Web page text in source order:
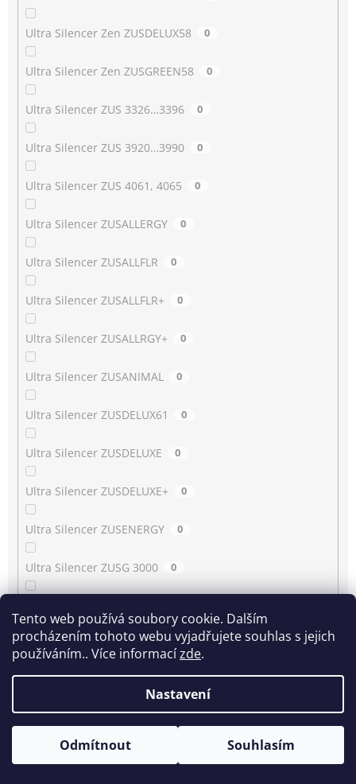
Tento web používá soubory cookie. Dalším
procházením tohoto webu vyjadřujete souhlas s jejich
používáním.. Více informacízde.
Nastavení
Odmítnout Souhlasím
Ultra Silencer Zen ZUSDELUX58 0
Ultra Silencer Zen ZUSGREEN58 0
Ultra Silencer ZUS 3326…3396 0
Ultra Silencer ZUS 3920…3990 0
Ultra Silencer ZUS 4061, 4065 0
Ultra Silencer ZUSALLERGY 0
Ultra Silencer ZUSALLFLR 0
Ultra Silencer ZUSALLFLR+ 0
Ultra Silencer ZUSALLRGY+ 0
Ultra Silencer ZUSANIMAL 0
Ultra Silencer ZUSDELUX61 0
Ultra Silencer ZUSDELUXE 0
Ultra Silencer ZUSDELUXE+ 0
Ultra Silencer ZUSENERGY 0
Ultra Silencer ZUSG 3000 0
Ultra Silencer ZUSG 4061 0
Ultra Silencer ZUSGREEN 0